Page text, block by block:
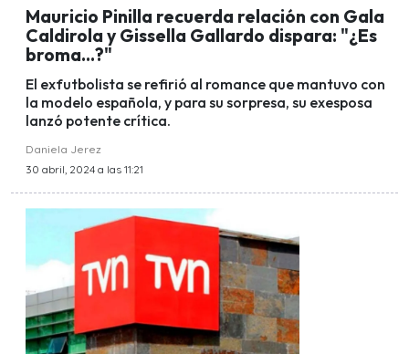
Mauricio Pinilla recuerda relación con Gala
Caldirola y Gissella Gallardo dispara: "¿Es
broma...?"
El exfutbolista se refirió al romance que mantuvo con
la modelo española, y para su sorpresa, su exesposa
lanzó potente crítica.
Daniela Jerez
30 abril, 2024 a las 11:21